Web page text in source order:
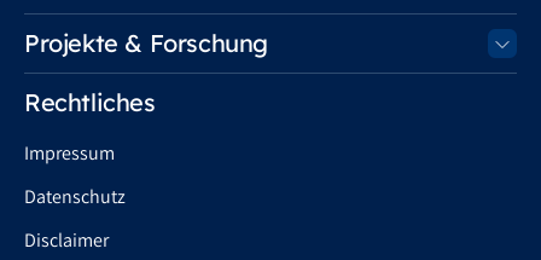
Projekte & Forschung
Rechtliches
Impressum
Datenschutz
Disclaimer